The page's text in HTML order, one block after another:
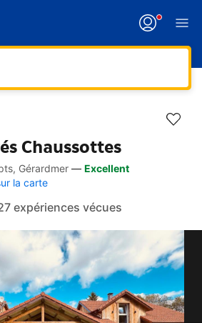
Chaussottes
Gérardmer — Excellent
la carte
expériences vécues